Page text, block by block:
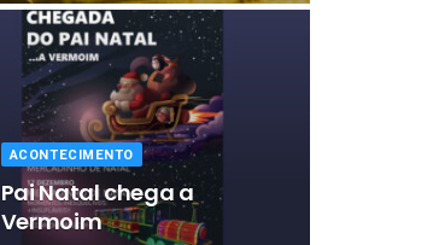
ACONTECIMENTO
Pai Natal chega a
Vermoim